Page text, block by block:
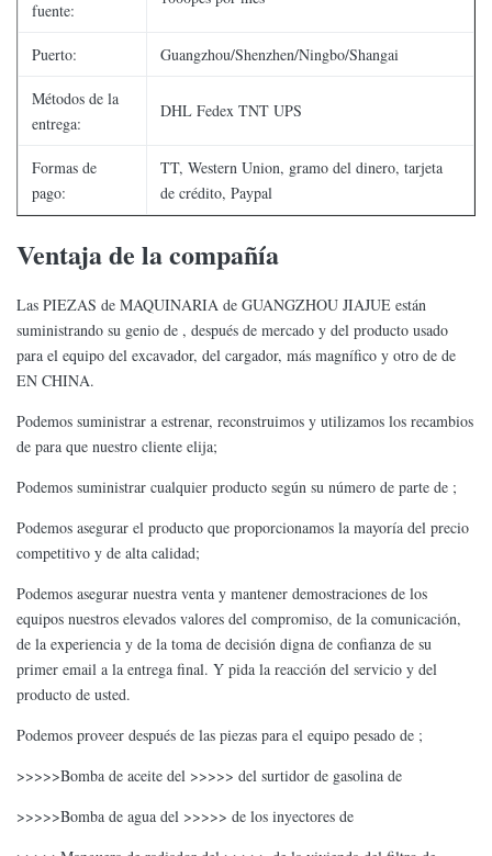
fuente:
Puerto: Guangzhou/Shenzhen/Ningbo/Shangai
Métodos de la
entrega:
DHL Fedex TNT UPS
Formas de
pago:
TT, Western Union, gramo del dinero, tarjeta
de crédito, Paypal
Ventaja de la compañía
Las PIEZAS de MAQUINARIA de GUANGZHOU JIAJUE están
suministrando su genio de , después de mercado y del producto usado
para el equipo del excavador, del cargador, más magnífico y otro de de
EN CHINA.
Podemos suministrar a estrenar, reconstruimos y utilizamos los recambios
de para que nuestro cliente elija;
Podemos suministrar cualquier producto según su número de parte de ;
Podemos asegurar el producto que proporcionamos la mayoría del precio
competitivo y de alta calidad;
Podemos asegurar nuestra venta y mantener demostraciones de los
equipos nuestros elevados valores del compromiso, de la comunicación,
de la experiencia y de la toma de decisión digna de confianza de su
primer email a la entrega final. Y pida la reacción del servicio y del
producto de usted.
Podemos proveer después de las piezas para el equipo pesado de ;
>>>>>Bomba de aceite del >>>>> del surtidor de gasolina de
>>>>>Bomba de agua del >>>>> de los inyectores de